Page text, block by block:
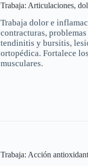
Trabaja: Articulaciones,
Trabaja dolor e
contracturas,
tendinitis y bursitis,
ortopédica. Fortalece
musculares.
Trabaja: Acción